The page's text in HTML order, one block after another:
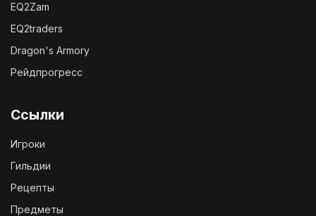
EQ2Zam
EQ2traders
Dragon's Armory
Рейдпрогресс
Ссылки
Игроки
Гильдии
Рецепты
Предметы